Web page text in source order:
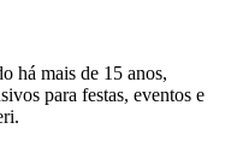
há mais de 15 anos,
para festas, eventos e